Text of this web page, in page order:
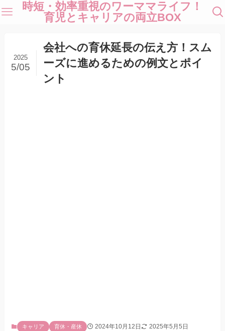
時短・効率重視のワーママライフ！
育児とキャリアの両立BOX
会社への育休延長の伝え方！スム
ーズに進めるための例文とポイ
ント
2025
5/05
キャリア 育休・産休 2024年10月12日 2025年5月5日